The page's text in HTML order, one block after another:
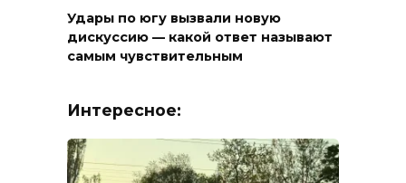
Удары по югу вызвали новую
дискуссию — какой ответ называют
самым чувствительным
Интересное: